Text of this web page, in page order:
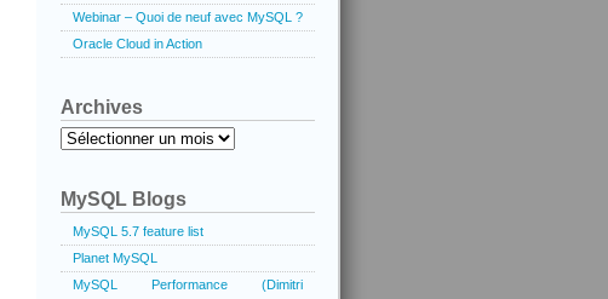
Webinar – Quoi de neuf avec MySQL ?
Oracle Cloud in Action
Archives
Archives
MySQL Blogs
MySQL 5.7 feature list
Planet MySQL
MySQL Performance (Dimitri